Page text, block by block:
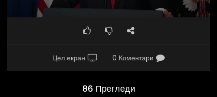
Цел екран 0 Коментари
86 Прегледи